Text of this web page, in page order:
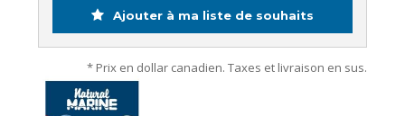
Ajouter à ma liste de souhaits
* Prix en dollar canadien. Taxes et livraison en sus.